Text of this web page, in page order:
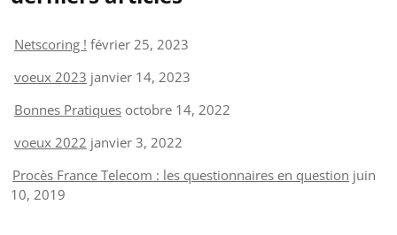
Netscoring ! février 25, 2023
voeux 2023 janvier 14, 2023
Bonnes Pratiques octobre 14, 2022
voeux 2022 janvier 3, 2022
Procès France Telecom : les questionnaires en question juin
10, 2019